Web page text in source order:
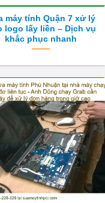
máy tính Quận 7 xử lý
logo lấy liền – Dịch vụ
khắc phục nhanh